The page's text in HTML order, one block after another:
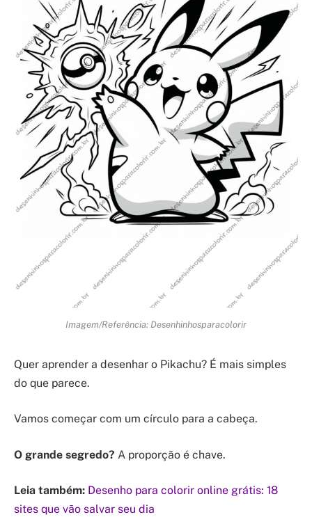
Imagem/Referência: Desenhinhosparacolorir
Quer aprender a desenhar o Pikachu? É mais simples
do que parece.
Vamos começar com um círculo para a cabeça.
O grande segredo? A proporção é chave.
Leia também: Desenho para colorir online grátis: 18
sites que vão salvar seu dia